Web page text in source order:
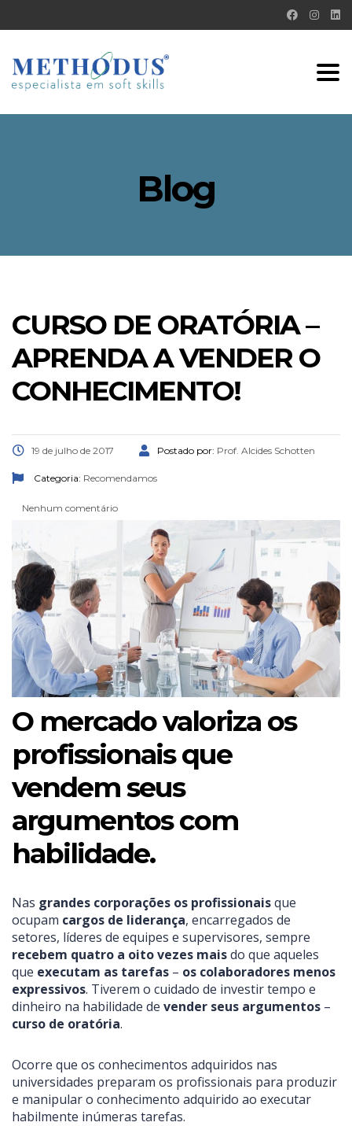
Blog
CURSO DE ORATÓRIA –
APRENDA A VENDER O
CONHECIMENTO!
19 de julho de 2017 Postado por: Prof. Alcides Schotten
Categoria: Recomendamos
Nenhum comentário
O mercado valoriza os
profissionais que
vendem seus
argumentos com
habilidade.
Nas grandes corporações os profissionaisque
ocupam cargos de liderança, encarregados de
setores, líderes de equipes e supervisores, sempre
recebem quatro a oito vezes maisdo que aqueles
que executam as tarefas – os colaboradores menos
expressivos. Tiverem o cuidado de investir tempo e
dinheiro na habilidade de vender seus argumentos –
curso de oratória.
Ocorre que os conhecimentos adquiridos nas
universidades preparam os profissionais para produzir
e manipular o conhecimento adquirido ao executar
habilmente inúmeras tarefas.